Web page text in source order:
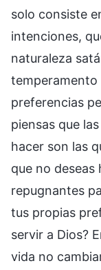
solo consiste
intenciones,
naturaleza
temperamento
preferencias
piensas que
hacer son las
que no deseas
repugnantes
tus propias
servir a Dios?
vida no